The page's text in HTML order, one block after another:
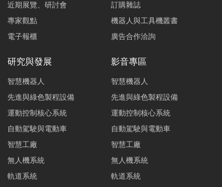
近期展覽、研討會
專家觀點
電子報櫃
訂購雜誌
機器人與工具機叢書
廣告合作洽詢
研究與發展
智慧機器人
先進與綠色製程設備
運動控制核心系統
自動駕駛與電動車
智慧工廠
無人機系統
軌道系統
影音專區
智慧機器人
先進與綠色製程設備
運動控制核心系統
自動駕駛與電動車
智慧工廠
無人機系統
軌道系統